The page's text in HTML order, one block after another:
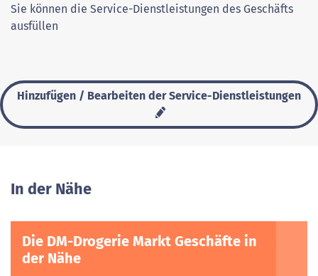
Sie können die Service-Dienstleistungen des Geschäfts
ausfüllen
Hinzufügen / Bearbeiten der Service-Dienstleistungen
In der Nähe
Die DM-Drogerie Markt Geschäfte in
der Nähe